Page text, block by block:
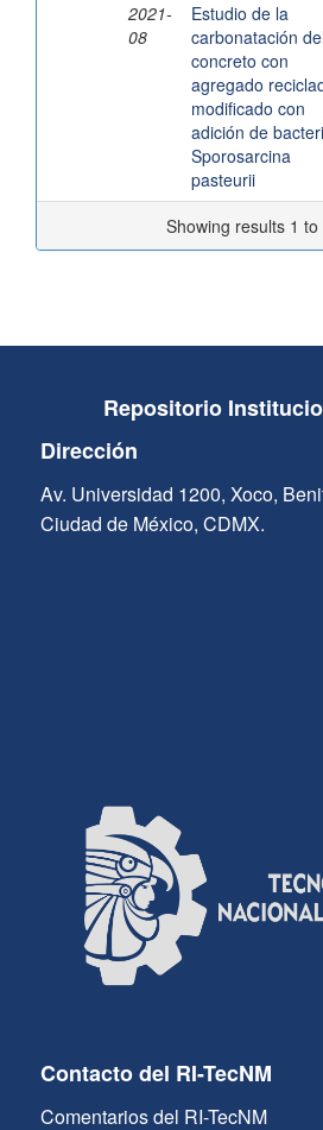
2021-
08
Estudio de la
carbonatación
concreto con
agregado
modificado con
adición de
Sporosarcina
pasteurii
Showing results 1 to
Repositorio
Dirección
Av. Universidad 1200, Xoco,
Ciudad de México, CDMX.
Contacto del RI-TecNM
Comentarios del RI-TecNM